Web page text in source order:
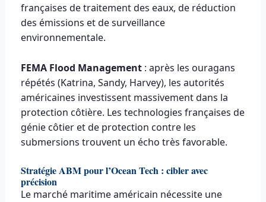
françaises de traitement des eaux, de réduction
des émissions et de surveillance
environnementale.
FEMA Flood Management : après les ouragans
répétés (Katrina, Sandy, Harvey), les autorités
américaines investissent massivement dans la
protection côtière. Les technologies françaises de
génie côtier et de protection contre les
submersions trouvent un écho très favorable.
Stratégie ABM pour l’Ocean Tech : cibler avec
précision
Le marché maritime américain nécessite une